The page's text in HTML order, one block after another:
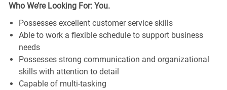
Who We’re Looking For: You.
Possesses excellent customer service skills
Able to work a flexible schedule to support business
needs
Possesses strong communication and organizational
skills with attention to detail
Capable of multi-tasking